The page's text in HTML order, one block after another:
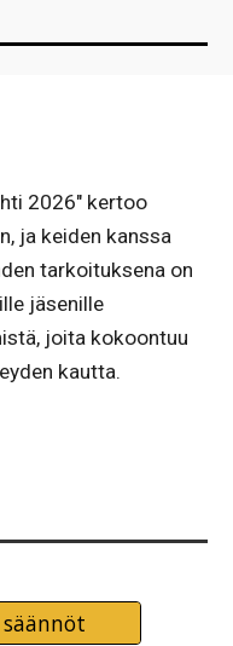
2026" kertoo
ja keiden kanssa
tarkoituksena on
jäsenille
joita kokoontuu
kautta.